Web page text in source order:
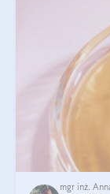
mgr inż.